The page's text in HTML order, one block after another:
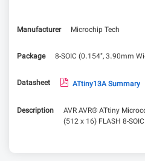
Manufacturer
Microchip Tech
Package 8-SOIC (0.154", 3.90mm
Datasheet ATtiny13A Summary
Description
AVR AVR® ATtiny
(512 x 16) FLASH 8-SOIC